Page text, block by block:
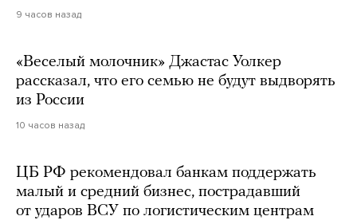
9 часов назад
«Веселый молочник» Джастас Уолкер
рассказал, что его семью не будут выдворять
из России
10 часов назад
ЦБ РФ рекомендовал банкам поддержать
малый и средний бизнес, пострадавший
от ударов ВСУ по логистическим центрам